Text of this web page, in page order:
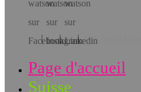
Téléchargez l’app!
Page d'accueil
Suisse